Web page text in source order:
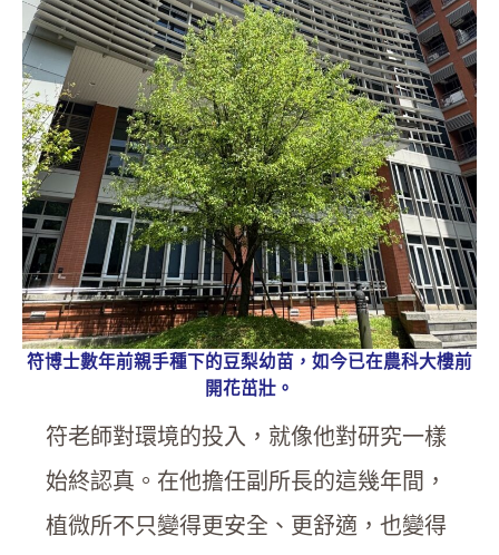
符博士數年前親手種下的豆梨幼苗，如今已在農科大樓前
開花茁壯。
符老師對環境的投入，就像他對研究一樣
始終認真。在他擔任副所長的這幾年間，
植微所不只變得更安全、更舒適，也變得